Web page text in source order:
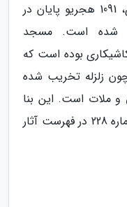
در سالهای 1022 هجری، 1023 هجری، 1091 هجریو پایان در
شده است. مسجد
بوده است که
زلزله تخریب شده
و ملات است. این بنا
مربوطبه دوره سلجوقی است و به شماره 228 در فهرست آثار